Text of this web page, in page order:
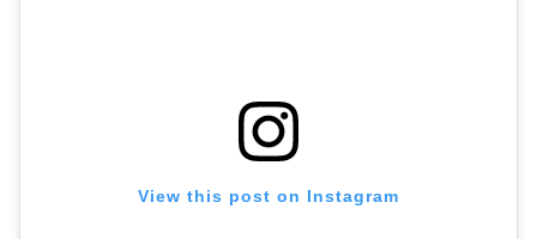
View this post on Instagram